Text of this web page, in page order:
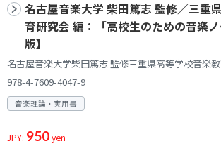
名古屋音楽大学 柴田篤志 監修／三重
育研究会 編：「高校生のための音楽
版】
名古屋音楽大学柴田篤志 監修三重県高等学校音楽
978-4-7609-4047-9
音楽理論・実用書
JPY: 950yen